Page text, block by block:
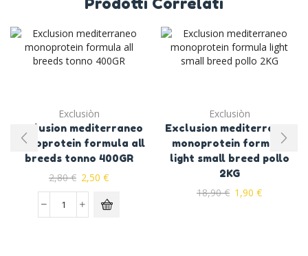
Exclusiòn
Exclusion mediterraneo
monoprotein formula all
breeds tonno 400GR
2,80€ 2,50 €
Exclusiòn
Exclusion mediterraneo
monoprotein formula
light small breed pollo
2KG
18,90€ 1,90 €